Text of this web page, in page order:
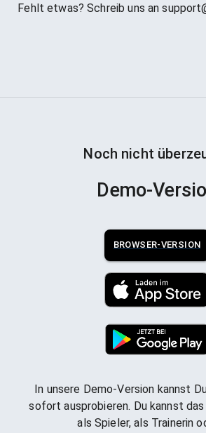
Fehlt etwas? Schreib uns an
Noch nicht
Demo-
BROWSER-VERSION
In unsere Demo-Version kannst
sofort ausprobieren. Du kannst
als Spieler, als Trainerin